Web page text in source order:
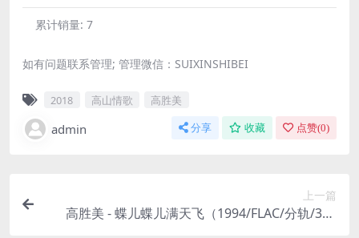
累计销量: 7
如有问题联系管理; 管理微信：SUIXINSHIBEI
2018 高山情歌 高胜美
admin 分享 收藏 点赞(0)
上一篇
高胜美 - 蝶儿蝶儿满天飞（1994/FLAC/分轨/302